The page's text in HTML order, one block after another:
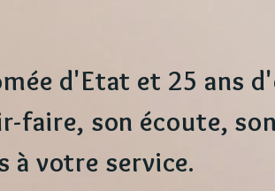
d'Etat et 25 ans
faire, son écoute,
à votre service.